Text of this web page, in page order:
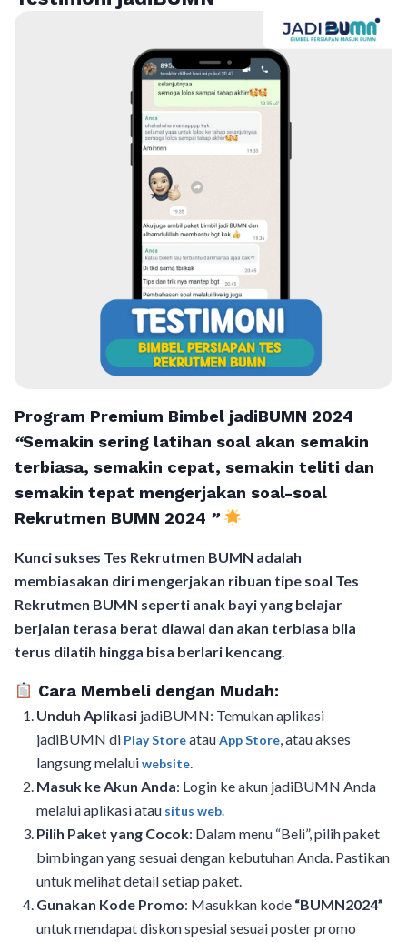
Program Premium Bimbel jadiBUMN 2024
“Semakin sering latihan soal akan semakin
terbiasa, semakin cepat, semakin teliti dan
semakin tepat mengerjakan soal-soal
Rekrutmen BUMN 2024 ”
Kunci sukses Tes Rekrutmen BUMN adalah
membiasakan diri mengerjakan ribuan tipe soal Tes
Rekrutmen BUMN seperti anak bayi yang belajar
berjalan terasa berat diawal dan akan terbiasa bila
terus dilatih hingga bisa berlari kencang.
Cara Membeli dengan Mudah:
Unduh Aplikasi jadiBUMN: Temukan aplikasi
jadiBUMN di Play StoreatauApp Store, atau akses
langsung melaluiwebsite.
Masuk ke Akun Anda: Login ke akun jadiBUMN Anda
melalui aplikasi atau situs web.
Pilih Paket yang Cocok: Dalam menu “Beli”, pilih paket
bimbingan yang sesuai dengan kebutuhan Anda. Pastikan
untuk melihat detail setiap paket.
Gunakan Kode Promo: Masukkan kode “BUMN2024”
untuk mendapat diskon spesial sesuai poster promo